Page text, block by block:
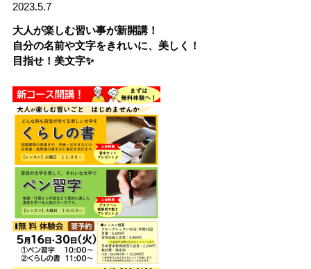
2023.5.7
大人が楽しむ習い事が新開講！
自分の名前や文字をきれいに、美しく！
目指せ！美文字✨